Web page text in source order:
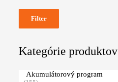
Filter
Kategórie produktov
Akumulátorový program